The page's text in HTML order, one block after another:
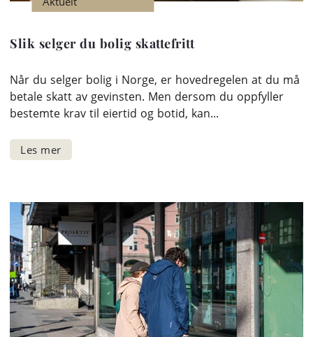
Slik selger du bolig skattefritt
Når du selger bolig i Norge, er hovedregelen at du må
betale skatt av gevinsten. Men dersom du oppfyller
bestemte krav til eiertid og botid, kan...